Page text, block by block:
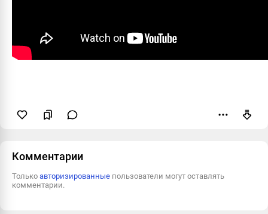
Комментарии
Только авторизированные пользователи могут оставлять
комментарии.